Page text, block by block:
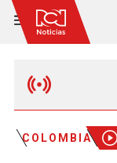
COLOMBIA